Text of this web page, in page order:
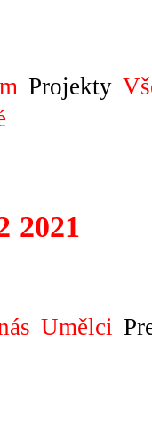
Projekty
2021
Umělci